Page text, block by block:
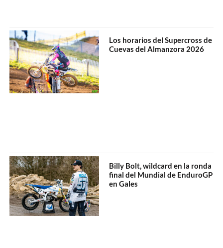
Los horarios del Supercross de
Cuevas del Almanzora 2026
Billy Bolt, wildcard en la ronda
final del Mundial de EnduroGP
en Gales